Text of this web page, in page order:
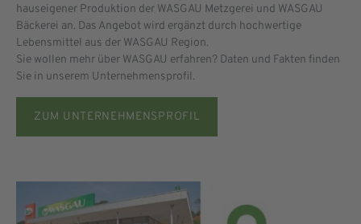
hauseigener Produktion der WASGAU Metzgerei und WASGAU
Bäckerei an. Das Angebot wird ergänzt durch hochwertige
Lebensmittel aus der WASGAU Region.
Sie wollen mehr über WASGAU erfahren? Daten und Fakten finden
Sie in unserem Unternehmensprofil.
ZUM UNTERNEHMENSPROFIL